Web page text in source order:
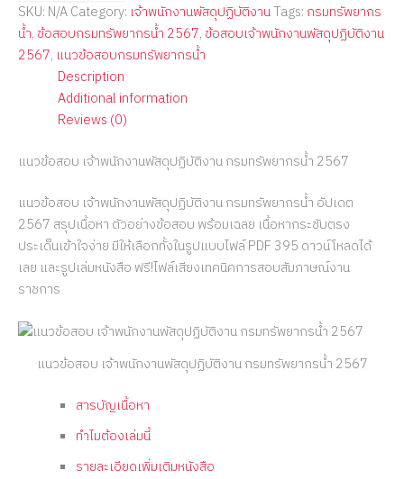
SKU: N/ACategory: เจ้าพนักงานพัสดุปฏิบัติงานTags: กรมทรัพยากร
น้ำ, ข้อสอบกรมทรัพยากรน้ำ 2567, ข้อสอบเจ้าพนักงานพัสดุปฏิบัติงาน
2567, แนวข้อสอบกรมทรัพยากรน้ำ
Description
Additional information
Reviews (0)
แนวข้อสอบ เจ้าพนักงานพัสดุปฏิบัติงาน กรมทรัพยากรน้ำ 2567
แนวข้อสอบ เจ้าพนักงานพัสดุปฏิบัติงาน กรมทรัพยากรน้ำ อัปเดต
2567 สรุปเนื้อหา ตัวอย่างข้อสอบ พร้อมเฉลย เนื้อหากระชับตรง
ประเด็นเข้าใจง่าย มีให้เลือกทั้งในรูปแบบไฟล์ PDF 395 ดาวน์โหลดได้
เลย และรูปเล่มหนังสือ ฟรี!ไฟล์เสียงเทคนิคการสอบสัมภาษณ์งาน
ราชการ
แนวข้อสอบ เจ้าพนักงานพัสดุปฏิบัติงาน กรมทรัพยากรน้ำ 2567
สารบัญเนื้อหา
ทำไมต้องเล่มนี้
รายละเอียดเพิ่มเติมหนังสือ